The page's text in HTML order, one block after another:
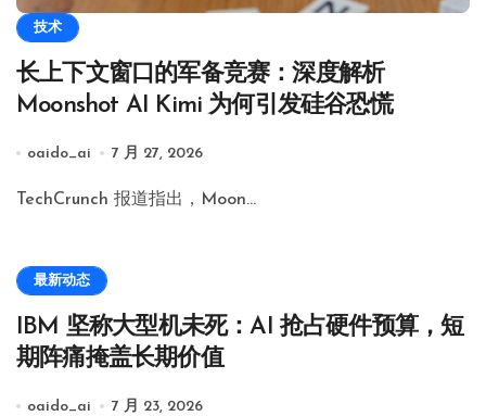
技术
长上下文窗口的军备竞赛：深度解析
Moonshot AI Kimi 为何引发硅谷恐慌
oaido_ai 7 月 27, 2026
TechCrunch 报道指出，Moon…
最新动态
IBM 坚称大型机未死：AI 抢占硬件预算，短
期阵痛掩盖长期价值
oaido_ai 7 月 23, 2026